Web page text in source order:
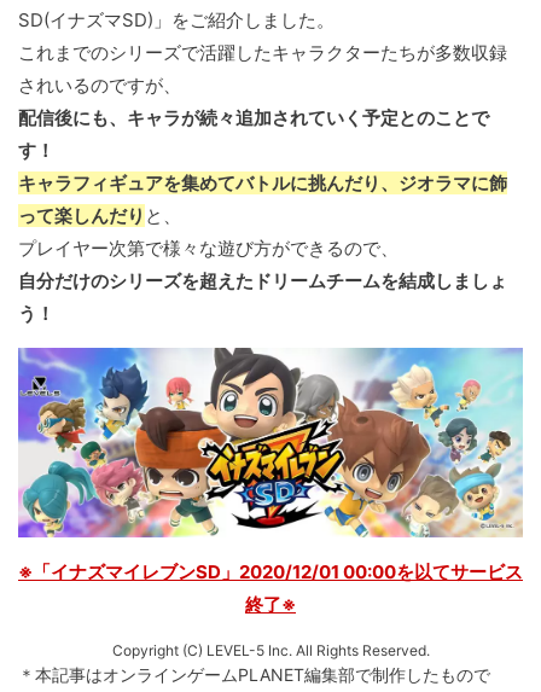
SD(イナズマSD)」をご紹介しました。
これまでのシリーズで活躍したキャラクターたちが多数収録
されいるのですが、
配信後にも、キャラが続々追加されていく予定とのことで
す！
キャラフィギュアを集めてバトルに挑んだり、ジオラマに飾
って楽しんだり と、
プレイヤー次第で様々な遊び方ができるので、
自分だけのシリーズを超えたドリームチームを結成しましょ
う！
※「イナズマイレブンSD」2020/12/01 00:00を以てサービス
終了※
Copyright (C) LEVEL-5 Inc. All Rights Reserved.
＊本記事はオンラインゲームPLANET編集部で制作したもので